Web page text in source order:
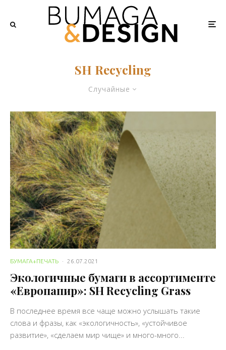
SH Recycling
Случайные
БУМАГА+ПЕЧАТЬ · 26.07.2021
Экологичные бумаги в ассортименте
«Европапир»: SH Recycling Grass
В последнее время все чаще можно услышать такие
слова и фразы, как «экологичность», «устойчивое
развитие», «сделаем мир чище» и много-много...